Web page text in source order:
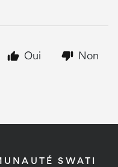
Oui Non
SWATI